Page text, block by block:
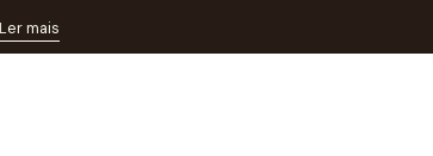
Ler maisiPhone 11 Pro Max | ACM85
Hidrogel DEVIA